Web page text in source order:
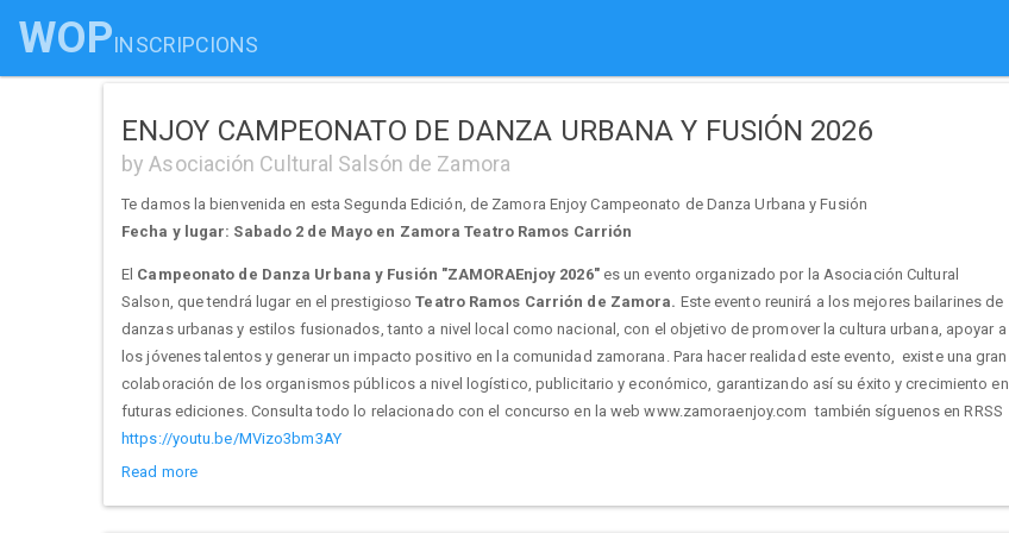
WOPINSCRIPCIONS
ENJOY CAMPEONATO DE DANZA URBANA Y FUSIÓN 2026
by Asociación Cultural Salsón de Zamora
Te damos la bienvenida en esta Segunda Edición, de Zamora Enjoy Campeonato de Danza Urbana y Fusión
Fecha y lugar: Sabado 2 de Mayo en Zamora Teatro Ramos Carrión
El Campeonato de Danza Urbana y Fusión "ZAMORAEnjoy 2026"es un evento organizado por la Asociación Cultural
Salson, que tendrá lugar en el prestigioso Teatro Ramos Carrión de Zamora. Este evento reunirá a los mejores bailarines de
danzas urbanas y estilos fusionados, tanto a nivel local como nacional, con el objetivo de promover la cultura urbana, apoyar a
los jóvenes talentos y generar un impacto positivo en la comunidad zamorana. Para hacer realidad este evento, existe una gran
colaboración de los organismos públicos a nivel logístico, publicitario y económico, garantizando así su éxito y crecimiento en
futuras ediciones. Consulta todo lo relacionado con el concurso en la web www.zamoraenjoy.com también síguenos en RRSS
https://youtu.be/MVizo3bm3AY
Premios, la cuantía llega a ser mas de 5.000€
Read more